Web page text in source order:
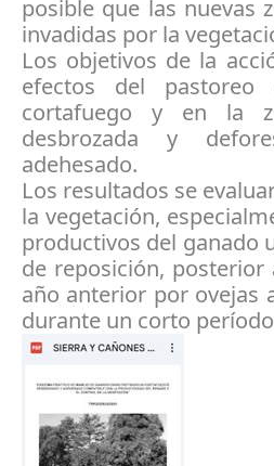
posible que las nuevas
invadidas por la
Los objetivos de la
efectos del
cortafuego y en la
desbrozada y
adehesado.
Los resultados se
la vegetación,
productivos del ganado
de reposición, posterior
año anterior por ovejas
durante un corto